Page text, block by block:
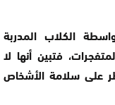
الكلاب المدربة
فتبين أنها لا
على سلامة الأشخاص